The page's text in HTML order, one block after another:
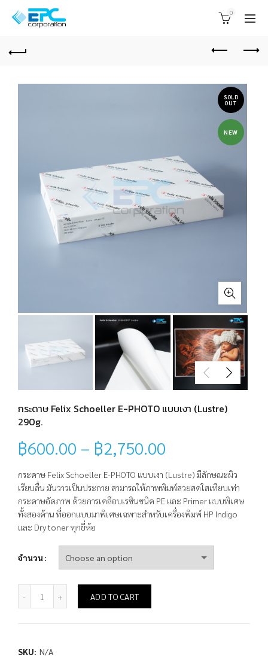
0
SOLD
OUT
NEW
กระดาษ Felix Schoeller E-PHOTO แบบเงา (Lustre)
290g.
฿600.00 – ฿2,750.00
กระดาษ Felix Schoeller E-PHOTO แบบเงา (Lustre) มีลักษณะผิว
เรียบลื่น มันวาวเป็นประกาย สามารถให้ภาพพิมพ์สวยสดใสเทียบเท่า
กระดาษอัดภาพ ด้วยการเคลือบเรซินชนิด PE และ Primer แบบพิเศษ
ทั้งสองด้าน ที่ออกแบบมาพิเศษเฉพาะสำหรับเครื่องพิมพ์ HP Indigo
และ Dry toner ทุกยี่ห้อ
จำนวน
ADD TO CART
SKU: N/A